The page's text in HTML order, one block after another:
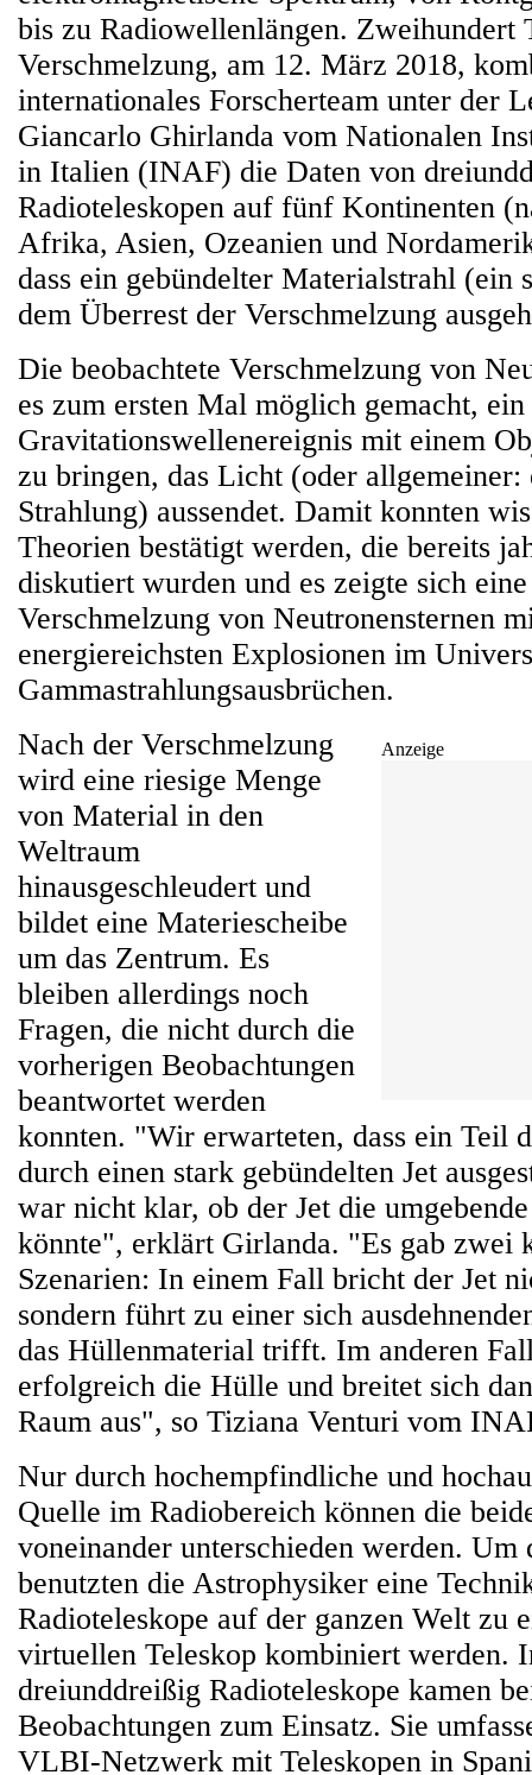
bis zu Radiowellenlängen. Zweihundert
Verschmelzung, am 12. März 2018,
internationales Forscherteam unter der
Giancarlo Ghirlanda vom Nationalen
in Italien (INAF) die Daten von
Radioteleskopen auf fünf Kontinenten
Afrika, Asien, Ozeanien und
dass ein gebündelter Materialstrahl (ein
dem Überrest der Verschmelzung
Die beobachtete Verschmelzung von
es zum ersten Mal möglich gemacht, ein
Gravitationswellenereignis mit einem
zu bringen, das Licht (oder allgemeiner:
Strahlung) aussendet. Damit konnten
Theorien bestätigt werden, die bereits
diskutiert wurden und es zeigte sich
Verschmelzung von Neutronensternen
energiereichsten Explosionen im
Gammastrahlungsausbrüchen.
Anzeige
Nach der Verschmelzung
wird eine riesige Menge
von Material in den
Weltraum
hinausgeschleudert und
bildet eine Materiescheibe
um das Zentrum. Es
bleiben allerdings noch
Fragen, die nicht durch die
vorherigen Beobachtungen
beantwortet werden
konnten. "Wir erwarteten, dass ein Teil
durch einen stark gebündelten Jet
war nicht klar, ob der Jet die
könnte", erklärt Girlanda. "Es gab zwei
Szenarien: In einem Fall bricht der Jet
sondern führt zu einer sich
das Hüllenmaterial trifft. Im anderen
erfolgreich die Hülle und breitet sich
Raum aus", so Tiziana Venturi vom
Nur durch hochempfindliche und
Quelle im Radiobereich können die
voneinander unterschieden werden. Um
benutzten die Astrophysiker eine
Radioteleskope auf der ganzen Welt zu
virtuellen Teleskop kombiniert werden.
dreiunddreißig Radioteleskope kamen
Beobachtungen zum Einsatz. Sie
VLBI-Netzwerk mit Teleskopen in